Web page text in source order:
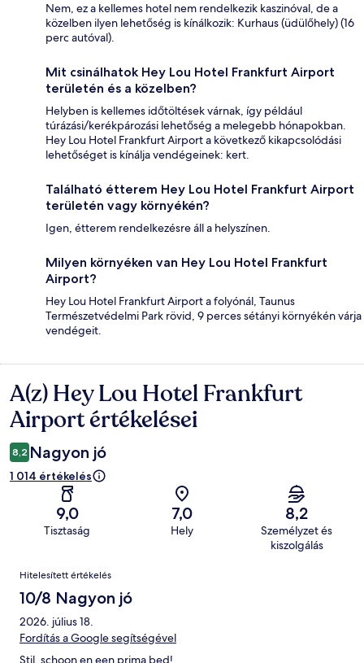
Nem, ez a kellemes hotel nem rendelkezik kaszinóval, de a
közelben ilyen lehetőség is kínálkozik: Kurhaus (üdülőhely) (16
perc autóval).
Mit csinálhatok Hey Lou Hotel Frankfurt Airport
területén és a közelben?
Helyben is kellemes időtöltések várnak, így például
túrázási/kerékpározási lehetőség a melegebb hónapokban.
Hey Lou Hotel Frankfurt Airport a következő kikapcsolódási
lehetőséget is kínálja vendégeinek: kert.
Található étterem Hey Lou Hotel Frankfurt Airport
területén vagy környékén?
Igen, étterem rendelkezésre áll a helyszínen.
Milyen környéken van Hey Lou Hotel Frankfurt
Airport?
Hey Lou Hotel Frankfurt Airport a folyónál, Taunus
Természetvédelmi Park rövid, 9 perces sétányi környékén várja
vendégeit.
Értékelések
A(z) Hey Lou Hotel Frankfurt
Airport értékelései
8,2 Nagyon jó
1 014 értékelés
9,0
Tisztaság
7,0
Hely
8,2
Személyzet és
kiszolgálás
Értékelések
Hitelesített értékelés
10/8 Nagyon jó
2026. július 18.
Fordítás a Google segítségével
Stil, schoon en een prima bed!